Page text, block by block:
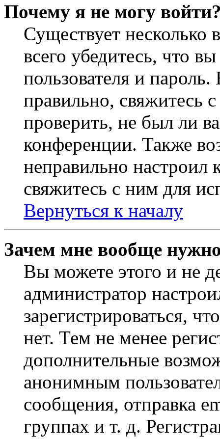
Почему я не могу
Существует
всего убедитесь, что
пользователя и
правильно, свяжитесь
проверить, не был ли
конференции. Также
неправильно
свяжитесь с ним для
Вернуться к началу
Зачем мне вообще
Вы можете этого и не
администратор
зарегистрироваться,
нет. Тем не менее
дополнительные
анонимным
сообщения, отправка
группах и т. д.